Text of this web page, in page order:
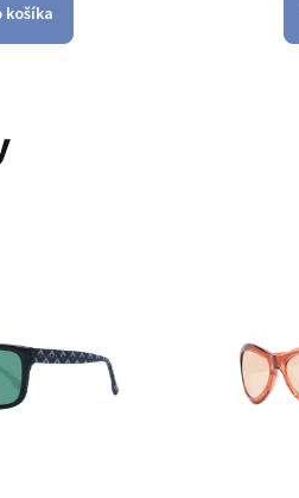
košíka